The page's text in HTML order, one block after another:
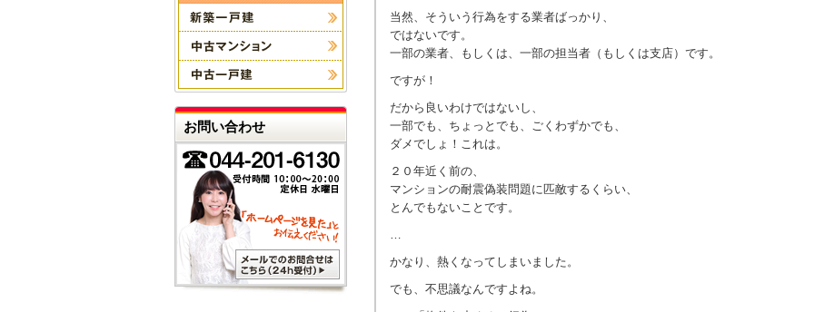
当然、そういう行為をする業者ばっかり、
ではないです。
一部の業者、もしくは、一部の担当者（もしくは支店）です。
ですが！
だから良いわけではないし、
一部でも、ちょっとでも、ごくわずかでも、
ダメでしょ！これは。
２０年近く前の、
マンションの耐震偽装問題に匹敵するくらい、
とんでもないことです。
…
かなり、熱くなってしまいました。
でも、不思議なんですよね。
お問い合わせ